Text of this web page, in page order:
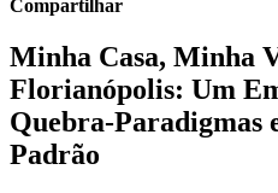
Compartilhar
Minha Casa, Minha
Florianópolis: Um
Quebra-Paradigmas
Padrão